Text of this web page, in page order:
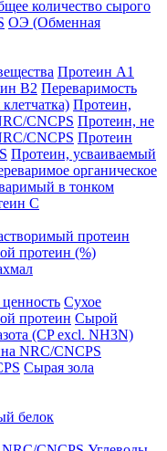
количество сырого
ОЭ (Обменная
Протеин А1
B2 Переваримость
Протеин,
CNCPS Протеин, не
CNCPS Протеин
Протеин, усваиваемый
органическое
в тонком
С
протеин
протеин (%)
Сухое
протеин Сырой
(CP excl. NH3N)
NRC/CNCPS
Сырая зола
белок